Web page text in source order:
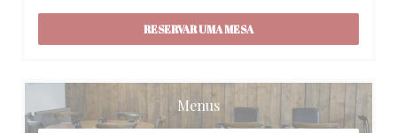
RESERVAR UMA MESA
Menus